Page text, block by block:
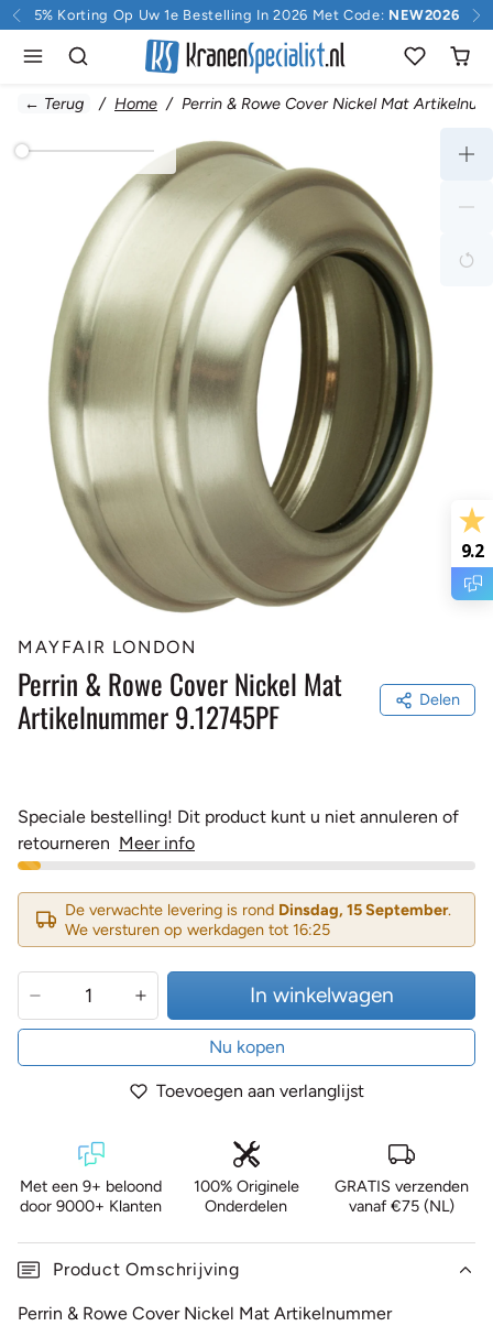
Doorgaan naar inhoud
5% Korting Op Uw 1e Bestelling In 2026 Met Code: NEW2026
← Terug Home Perrin & Rowe Cover Nickel Mat
MAYFAIR LONDON
Perrin & Rowe Cover Nickel Mat
Artikelnummer 9.12745PF
Delen
Speciale bestelling! Dit product kunt u niet annuleren of
retourneren Meer info
De verwachte levering is rond Dinsdag, 15 September.
We versturen op werkdagen tot 16:25
In winkelwagen
Nu kopen
Toevoegen aan verlanglijst
Met een 9+ beloond
door 9000+ Klanten
100% Originele
Onderdelen
GRATIS verzenden
vanaf €75 (NL)
Product Omschrijving
Perrin & Rowe Cover Nickel Mat Artikelnummer
9.2